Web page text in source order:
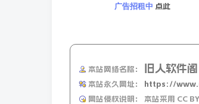
广告招租中 点此
本站网络名称： 旧人软件阁
本站永久网址：
https://
网站侵权说明：
本站采用 CC